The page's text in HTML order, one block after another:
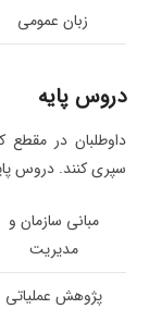
زبان عمومی
دروس پایه
سپری کنند. دروس
مبانی سازمان و
مدیریت
پژوهش عملیاتی